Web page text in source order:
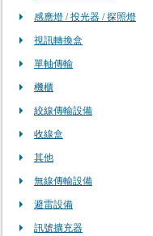
感應燈 / 投光器 / 探照燈
視訊轉換盒
單軸傳輸
機櫃
絞線傳輸設備
收線盒
其他
無線傳輸設備
避雷設備
訊號擴充器